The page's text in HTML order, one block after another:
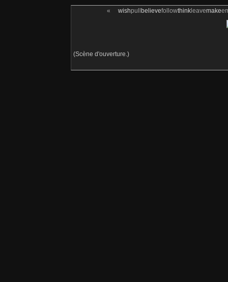
« wishpull believefollowthinkleavemake
(Scène d'ouverture.)